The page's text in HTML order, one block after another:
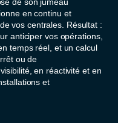
en continu et
vos centrales. Résultat :
anticiper vos opérations,
temps réel, et un calcul
ou de
en réactivité et en
et